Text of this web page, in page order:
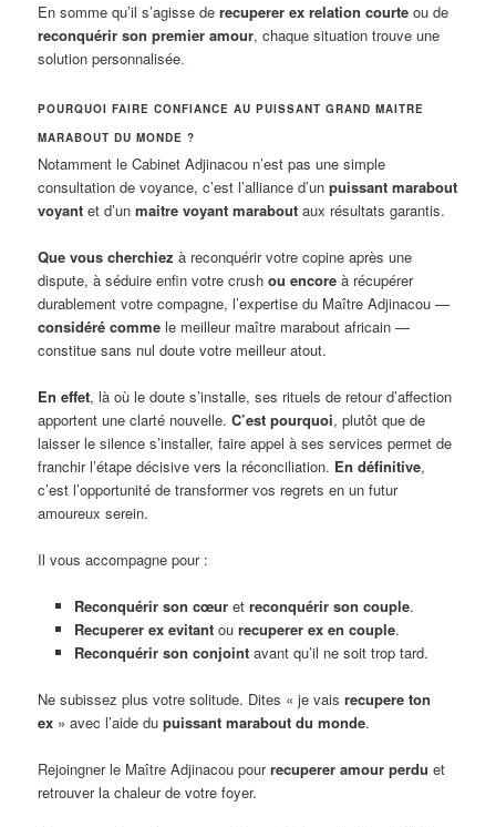
En somme qu’il s’agisse derecuperer ex relation courte ou de
reconquérir son premier amour, chaque situation trouve une
solution personnalisée.
POURQUOI FAIRE CONFIANCE AU PUISSANT GRAND MAITRE
MARABOUT DU MONDE ?
Notamment le Cabinet Adjinacou n’est pas une simple
consultation de voyance, c’est l’alliance d’unpuissant marabout
voyant et d’unmaitre voyant marabout aux résultats garantis.
Que vous cherchiez à reconquérir votre copine après une
dispute, à séduire enfin votre crushou encore à récupérer
durablement votre compagne, l’expertise du Maître Adjinacou —
considéré comme le meilleur maître marabout africain —
constitue sans nul doute votre meilleur atout.
En effet, là où le doute s’installe, ses rituels de retour d’affection
apportent une clarté nouvelle.C’est pourquoi, plutôt que de
laisser le silence s’installer, faire appel à ses services permet de
franchir l’étape décisive vers la réconciliation. En définitive,
c’est l’opportunité de transformer vos regrets en un futur
amoureux serein.
Il vous accompagne pour :
Reconquérir son cœuret reconquérir son couple.
Recuperer ex evitantou recuperer ex en couple.
Reconquérir son conjointavant qu’il ne soit trop tard.
Ne subissez plus votre solitude. Dites « je vaisrecupere ton
ex » avec l’aide dupuissant marabout du monde.
Rejoingner le Maître Adjinacou pourrecuperer amour perdu et
retrouver la chaleur de votre foyer.